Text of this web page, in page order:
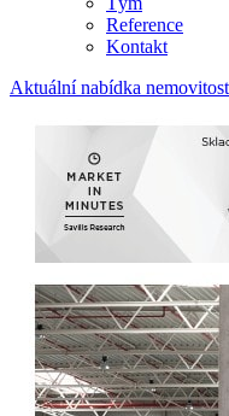
Reference
Kontakt​
Aktuální nabídka